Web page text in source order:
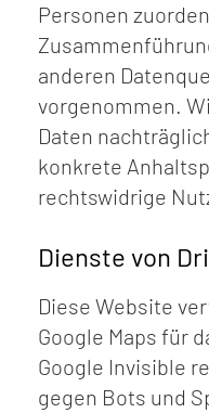
Personen
anderen
vorgenommen.
Daten
konkrete
rechtswidrige
Dienste von
Diese Website
Google Maps für
Google Invisible
gegen Bots und